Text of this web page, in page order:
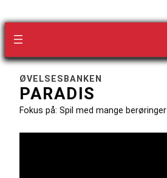
ØVELSESBANKEN
PARADIS
Fokus på: Spil med mange berøringer